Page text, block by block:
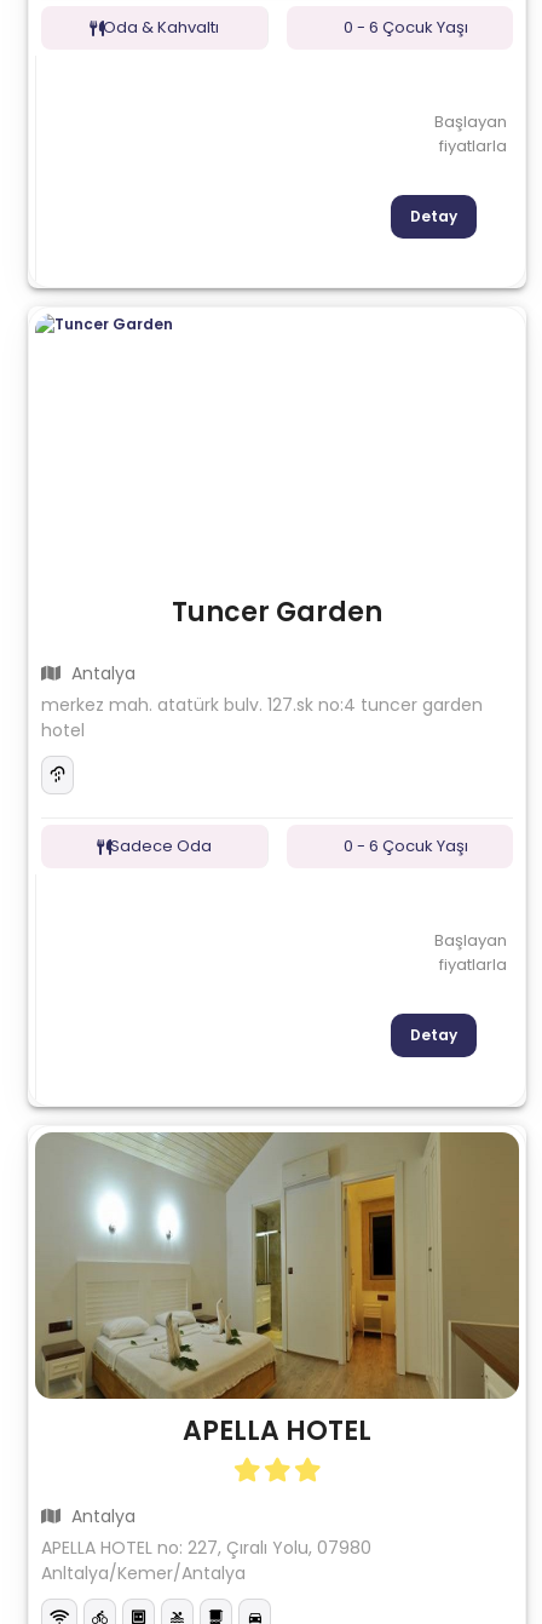
Oda & Kahvaltı 0 - 6 Çocuk Yaşı
Başlayan
fiyatlarla
Detay
Tuncer Garden
Antalya
merkez mah. atatürk bulv. 127.sk no:4 tuncer garden
hotel
Sadece Oda 0 - 6 Çocuk Yaşı
Başlayan
fiyatlarla
Detay
APELLA HOTEL
Antalya
APELLA HOTEL no: 227, Çıralı Yolu, 07980
Anltalya/Kemer/Antalya